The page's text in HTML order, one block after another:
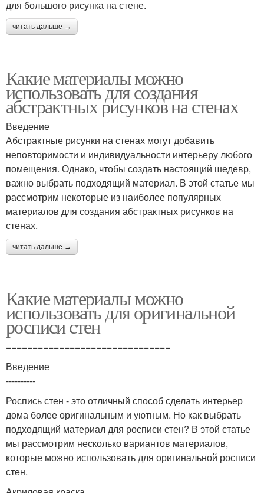
для большого рисунка на стене.
читать дальше →
Какие материалы можно
использовать для создания
абстрактных рисунков на стенах
Введение
Абстрактные рисунки на стенах могут добавить
неповторимости и индивидуальности интерьеру любого
помещения. Однако, чтобы создать настоящий шедевр,
важно выбрать подходящий материал. В этой статье мы
рассмотрим некоторые из наиболее популярных
материалов для создания абстрактных рисунков на
стенах.
читать дальше →
Какие материалы можно
использовать для оригинальной
росписи стен
===============================
Введение
----------
Роспись стен - это отличный способ сделать интерьер
дома более оригинальным и уютным. Но как выбрать
подходящий материал для росписи стен? В этой статье
мы рассмотрим несколько вариантов материалов,
которые можно использовать для оригинальной росписи
стен.